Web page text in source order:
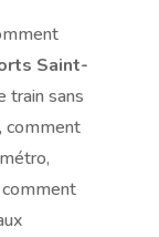
Saint-
train sans
comment